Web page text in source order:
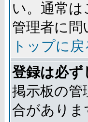
い。通常
管理者に
トップに戻
登録は必
掲示板の
合があり